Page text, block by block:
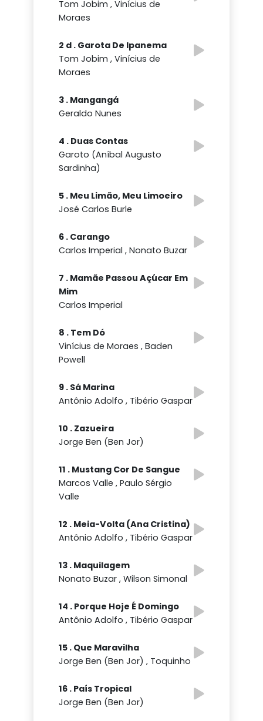
Tom Jobim , Vinícius de
Moraes
2 d . Garota De Ipanema
Tom Jobim , Vinícius de
Moraes
3 . Mangangá
Geraldo Nunes
4 . Duas Contas
Garoto (Aníbal Augusto
Sardinha)
5 . Meu Limão, Meu Limoeiro
José Carlos Burle
6 . Carango
Carlos Imperial , Nonato Buzar
7 . Mamãe Passou Açúcar Em
Mim
Carlos Imperial
8 . Tem Dó
Vinícius de Moraes , Baden
Powell
9 . Sá Marina
Antônio Adolfo , Tibério Gaspar
10 . Zazueira
Jorge Ben (Ben Jor)
11 . Mustang Cor De Sangue
Marcos Valle , Paulo Sérgio
Valle
12 . Meia-Volta (Ana Cristina)
Antônio Adolfo , Tibério Gaspar
13 . Maquilagem
Nonato Buzar , Wilson Simonal
14 . Porque Hoje É Domingo
Antônio Adolfo , Tibério Gaspar
15 . Que Maravilha
Jorge Ben (Ben Jor) , Toquinho
16 . País Tropical
Jorge Ben (Ben Jor)